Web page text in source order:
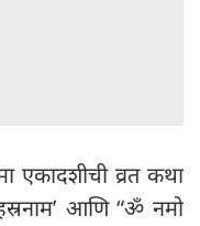
एकादशीची व्रत कथा
आणि “ॐ नमो